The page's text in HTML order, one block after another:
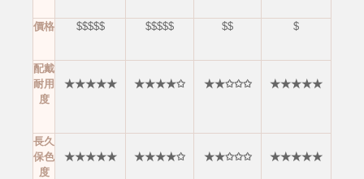
價格 $$$$$ $$$$$ $$ $
配戴
耐用
度
★★★★★ ★★★★✩ ★★✩✩✩ ★★★★★
長久
保色
度
★★★★★ ★★★★✩ ★★✩✩✩ ★★★★★